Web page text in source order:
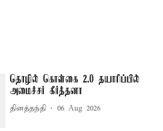
தொழில் கொள்கை 2.0 தயாரிப்பில்
அமைச்சர் கீர்த்தனா
தினத்தந்தி 06 Aug 2026